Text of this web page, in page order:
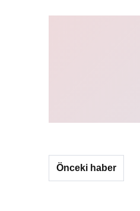
Önceki haber